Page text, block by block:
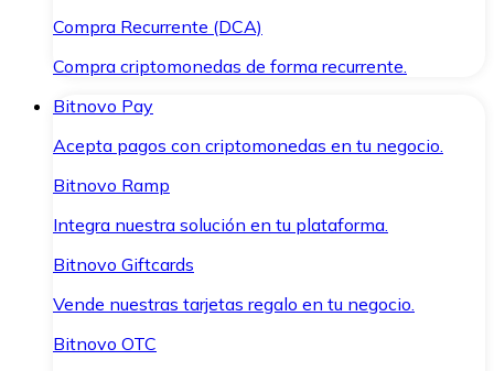
Compra Recurrente (DCA)
Compra criptomonedas de forma recurrente.
Bitnovo Pay
Acepta pagos con criptomonedas en tu negocio.
Bitnovo Ramp
Integra nuestra solución en tu plataforma.
Bitnovo Giftcards
Vende nuestras tarjetas regalo en tu negocio.
Bitnovo OTC